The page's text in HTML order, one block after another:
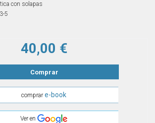
con solapas
5
40,00 €
Comprar
comprare-book
Ver en